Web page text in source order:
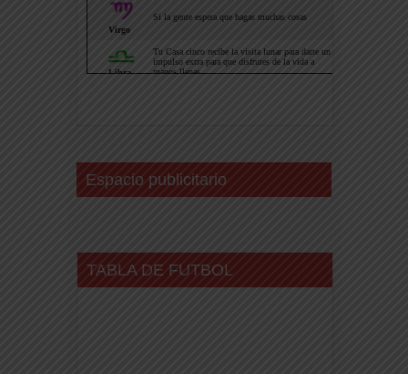
Espacio publicitario
TABLA DE FUTBOL